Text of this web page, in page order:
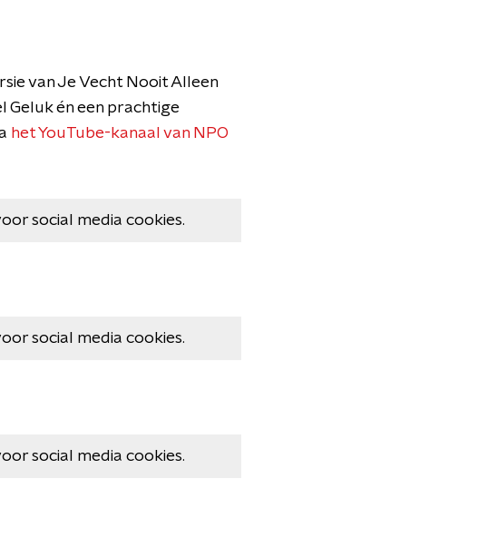
van Je Vecht Nooit Alleen
Geluk én een prachtige
het YouTube-kanaal van NPO
social media cookies.
social media cookies.
social media cookies.